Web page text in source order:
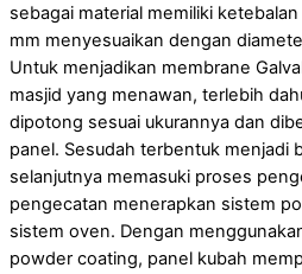
sebagai material memiliki
mm menyesuaikan dengan
Untuk menjadikan membrane
masjid yang menawan, terlebih
dipotong sesuai ukurannya dan
panel. Sesudah terbentuk menjadi
selanjutnya memasuki proses
pengecatan menerapkan sistem
sistem oven. Dengan
powder coating, panel kubah